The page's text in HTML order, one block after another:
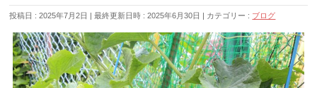
投稿日 : 2025年7月2日 最終更新日時 : 2025年6月30日 カテゴリー : ブログ